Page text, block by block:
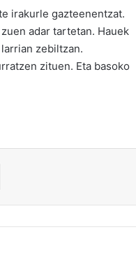
irakurle gazteenentzat.
adar tartetan. Hauek
zebiltzan.
zituen. Eta basoko